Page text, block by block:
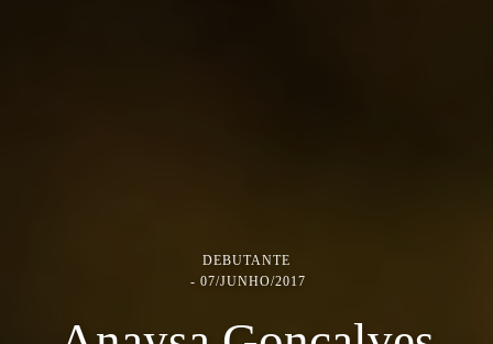
DEBUTANTE
07/JUNHO/2017